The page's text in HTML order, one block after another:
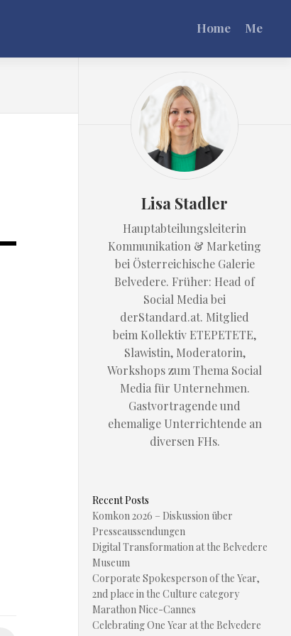
Home Me
Lisa Stadler
Hauptabteilungsleiterin
Kommunikation & Marketing
bei Österreichische Galerie
Belvedere. Früher: Head of
Social Media bei
derStandard.at. Mitglied
beim Kollektiv ETEPETETE,
Slawistin, Moderatorin,
Workshops zum Thema Social
Media für Unternehmen.
Gastvortragende und
ehemalige Unterrichtende an
diversen FHs.
Recent Posts
Komkon 2026 – Diskussion über
Presseaussendungen
Digital Transformation at the Belvedere
Museum
Corporate Spokesperson of the Year,
2nd place in the Culture category
Marathon Nice-Cannes
Celebrating One Year at the Belvedere